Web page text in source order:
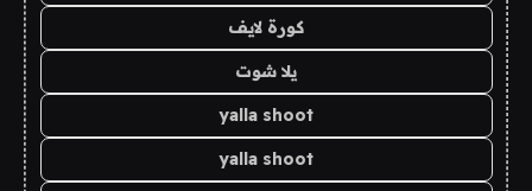
كورة لايف
يلا شوت
yalla shoot
yalla shoot